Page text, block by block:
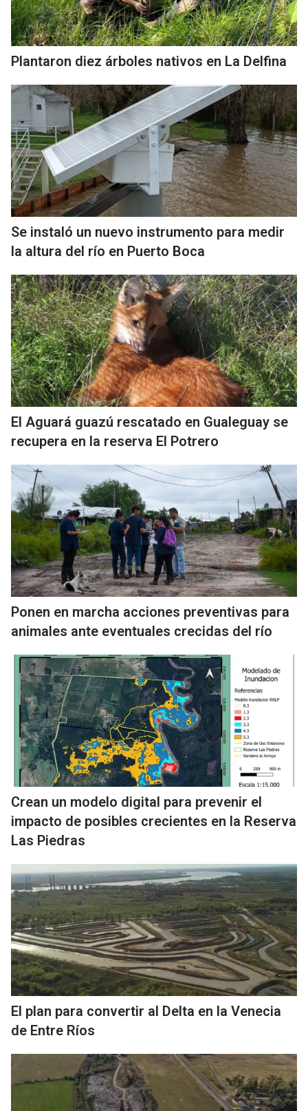
Plantaron diez árboles nativos en La Delfina
Se instaló un nuevo instrumento para medir
la altura del río en Puerto Boca
El Aguará guazú rescatado en Gualeguay se
recupera en la reserva El Potrero
Ponen en marcha acciones preventivas para
animales ante eventuales crecidas del río
Crean un modelo digital para prevenir el
impacto de posibles crecientes en la Reserva
Las Piedras
El plan para convertir al Delta en la Venecia
de Entre Ríos